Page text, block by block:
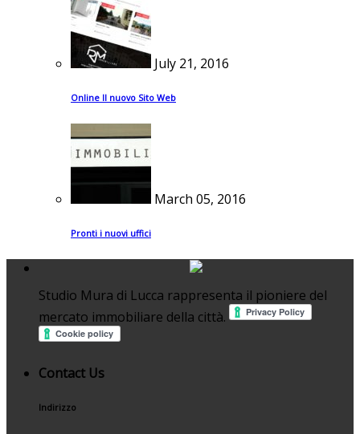
July 21, 2016
Online Il nuovo Sito Web
March 05, 2016
Pronti i nuovi uffici
Studio Mura di Lucca rappresenta il pioniere del
mercato immobiliare della città.
Contact Us
Indirizzo